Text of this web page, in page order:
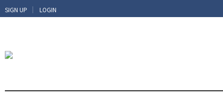
SIGN UP | LOGIN